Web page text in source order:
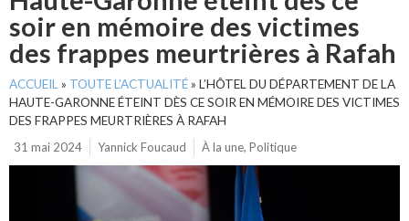
soir en mémoire des victimes
des frappes meurtrières à Rafah
ACCUEIL » TOUTE L’ACTUALITÉ» L’HÔTEL DU DÉPARTEMENT DE LA
HAUTE-GARONNE ÉTEINT DÈS CE SOIR EN MÉMOIRE DES VICTIMES
DES FRAPPES MEURTRIÈRES À RAFAH
31 mai 2024
Yannick Foucaud À la une, Politique